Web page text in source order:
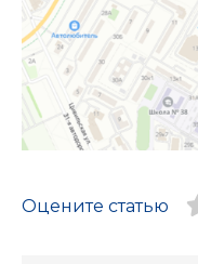
Оцените статью